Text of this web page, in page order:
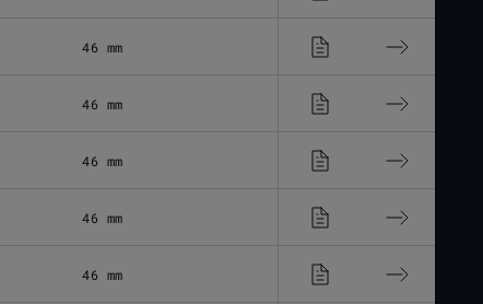
46 mm
46 mm
46 mm
46 mm
46 mm